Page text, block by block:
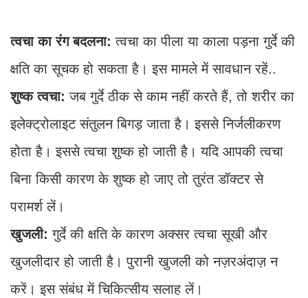
त्वचा का रंग बदलना: त्वचा का पीला या काला पड़ना गुर्दे की
क्षति का सूचक हो सकता है। इस मामले में सावधान रहें..
शुष्क त्वचा:जब गुर्दे ठीक से काम नहीं करते हैं, तो शरीर का
इलेक्ट्रोलाइट संतुलन बिगड़ जाता है। इससे निर्जलीकरण
होता है। इससे त्वचा शुष्क हो जाती है। यदि आपकी त्वचा
बिना किसी कारण के शुष्क हो जाए तो तुरंत डॉक्टर से
परामर्श लें।
खुजली:गुर्दे की क्षति के कारण अक्सर त्वचा सूखी और
खुजलीदार हो जाती है। पुरानी खुजली को नज़रअंदाज़ न
करें। इस संबंध में चिकित्सीय सलाह लें।